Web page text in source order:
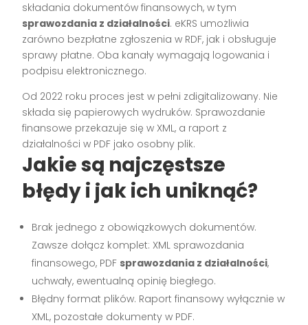
składania dokumentów finansowych, w tym
sprawozdania z działalności. eKRS umożliwia
zarówno bezpłatne zgłoszenia w RDF, jak i obsługuje
sprawy płatne. Oba kanały wymagają logowania i
podpisu elektronicznego.
Od 2022 roku proces jest w pełni zdigitalizowany. Nie
składa się papierowych wydruków. Sprawozdanie
finansowe przekazuje się w XML, a raport z
działalności w PDF jako osobny plik.
Jakie są najczęstsze
błędy i jak ich uniknąć?
Brak jednego z obowiązkowych dokumentów.
Zawsze dołącz komplet: XML sprawozdania
finansowego, PDF sprawozdania z działalności,
uchwały, ewentualną opinię biegłego.
Błędny format plików. Raport finansowy wyłącznie w
XML, pozostałe dokumenty w PDF.